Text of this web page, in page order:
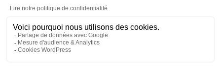
Contactez-nous-Mentions légales-CGV-Politique de
confidentialité-Gestion des cookies